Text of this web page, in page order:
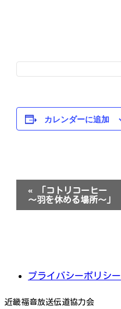
カレンダーに追加
ョ
« 「コトリコーヒー
～羽を休める場所～」
プライバシーポリシー
近畿福音放送伝道協力会